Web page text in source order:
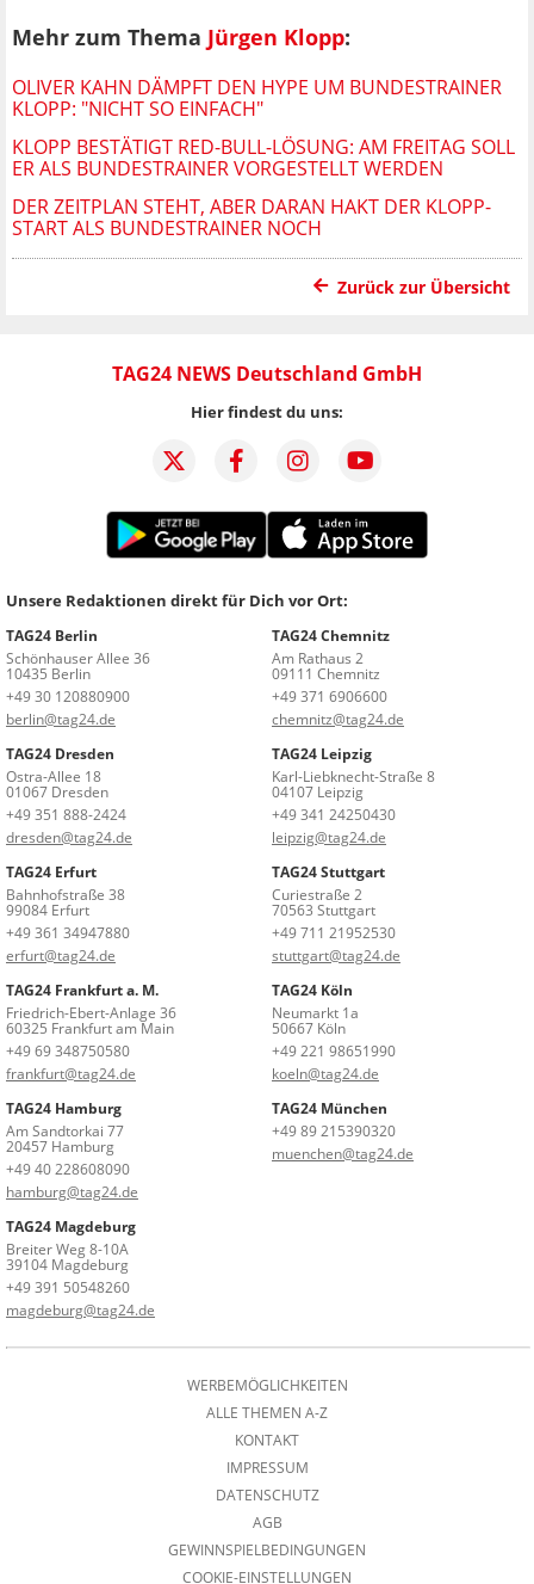
Mehr zum Thema Jürgen Klopp:
OLIVER KAHN DÄMPFT DEN HYPE UM BUNDESTRAINER
KLOPP: "NICHT SO EINFACH"
KLOPP BESTÄTIGT RED-BULL-LÖSUNG: AM FREITAG SOLL
ER ALS BUNDESTRAINER VORGESTELLT WERDEN
DER ZEITPLAN STEHT, ABER DARAN HAKT DER KLOPP-
START ALS BUNDESTRAINER NOCH
Zurück zur Übersicht
TAG24 NEWS Deutschland GmbH
Hier findest du uns:
Unsere Redaktionen direkt für Dich vor Ort:
TAG24 Berlin
Schönhauser Allee 36
10435 Berlin
+49 30 120880900
berlin@tag24.de
TAG24 Chemnitz
Am Rathaus 2
09111 Chemnitz
+49 371 6906600
chemnitz@tag24.de
TAG24 Dresden
Ostra-Allee 18
01067 Dresden
+49 351 888-2424
dresden@tag24.de
TAG24 Leipzig
Karl-Liebknecht-Straße 8
04107 Leipzig
+49 341 24250430
leipzig@tag24.de
TAG24 Erfurt
Bahnhofstraße 38
99084 Erfurt
+49 361 34947880
erfurt@tag24.de
TAG24 Stuttgart
Curiestraße 2
70563 Stuttgart
+49 711 21952530
stuttgart@tag24.de
TAG24 Frankfurt a. M.
Friedrich-Ebert-Anlage 36
60325 Frankfurt am Main
+49 69 348750580
frankfurt@tag24.de
TAG24 Köln
Neumarkt 1a
50667 Köln
+49 221 98651990
koeln@tag24.de
TAG24 Hamburg
Am Sandtorkai 77
20457 Hamburg
+49 40 228608090
hamburg@tag24.de
TAG24 München
+49 89 215390320
muenchen@tag24.de
TAG24 Magdeburg
Breiter Weg 8-10A
39104 Magdeburg
+49 391 50548260
magdeburg@tag24.de
WERBEMÖGLICHKEITEN
ALLE THEMEN A-Z
KONTAKT
IMPRESSUM
DATENSCHUTZ
AGB
GEWINNSPIELBEDINGUNGEN
COOKIE-EINSTELLUNGEN